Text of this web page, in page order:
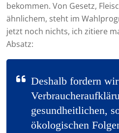
bekommen. Von Gesetz,
ähnlichem, steht im
jetzt noch nichts, ich zitiere
Absatz:
Deshalb fordern
gesundheitlichen,
ökologischen